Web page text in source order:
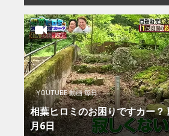
YOUTUBE 動画 毎日
相葉ヒロミのお困りですカー
月6日